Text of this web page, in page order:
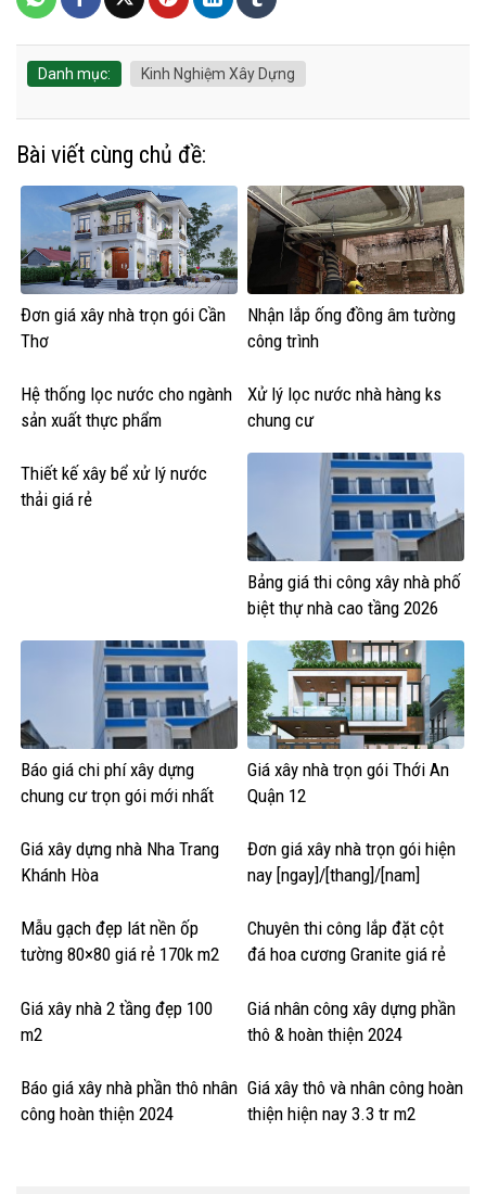
Danh mục: Kinh Nghiệm Xây Dựng
Bài viết cùng chủ đề:
Đơn giá xây nhà trọn gói Cần
Thơ
Nhận lắp ống đồng âm tường
công trình
Hệ thống lọc nước cho ngành
sản xuất thực phẩm
Xử lý lọc nước nhà hàng ks
chung cư
Thiết kế xây bể xử lý nước
thải giá rẻ
Bảng giá thi công xây nhà phố
biệt thự nhà cao tầng 2026
Báo giá chi phí xây dựng
chung cư trọn gói mới nhất
Giá xây nhà trọn gói Thới An
Quận 12
Giá xây dựng nhà Nha Trang
Khánh Hòa
Đơn giá xây nhà trọn gói hiện
nay [ngay]/[thang]/[nam]
Mẫu gạch đẹp lát nền ốp
tường 80×80 giá rẻ 170k m2
Chuyên thi công lắp đặt cột
đá hoa cương Granite giá rẻ
Giá xây nhà 2 tầng đẹp 100
m2
Giá nhân công xây dựng phần
thô & hoàn thiện 2024
Báo giá xây nhà phần thô nhân
công hoàn thiện 2024
Giá xây thô và nhân công hoàn
thiện hiện nay 3.3 tr m2